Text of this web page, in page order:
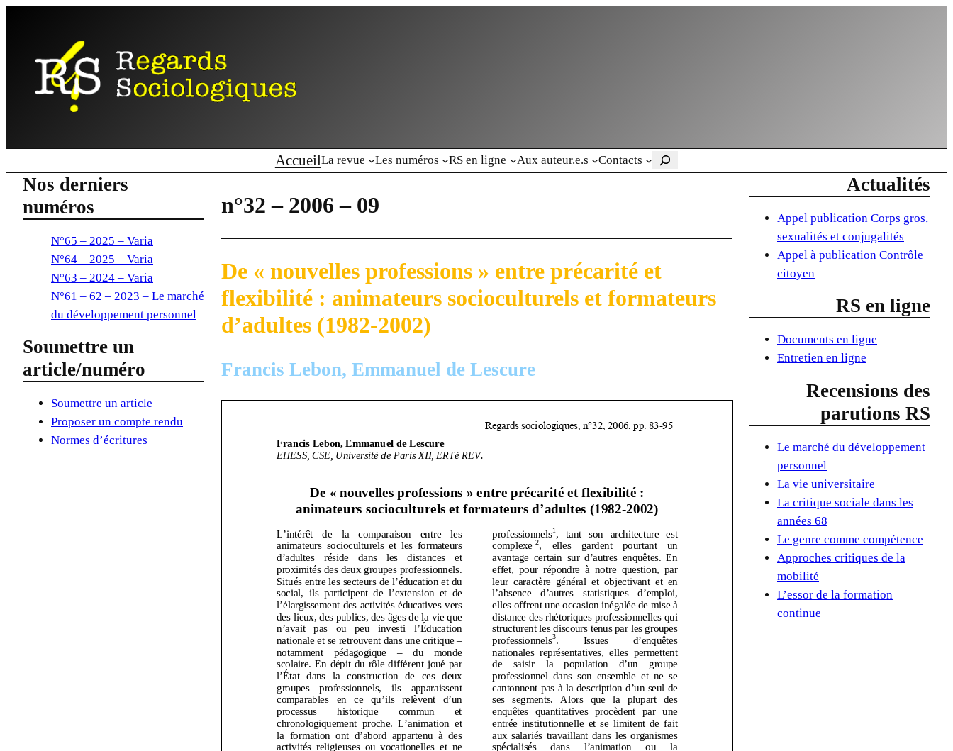
AccueilLa revue Les numéros RS en ligne Aux auteur.e.s Contacts Rechercher
Nos derniers
numéros
N°65 – 2025 – Varia
N°64 – 2025 – Varia
N°63 – 2024 – Varia
N°61 – 62 – 2023 – Le marché
du développement personnel
Soumettre un
article/numéro
Soumettre un article
Proposer un compte rendu
Normes d’écritures
n°32 – 2006 – 09
De « nouvelles professions » entre précarité et
flexibilité : animateurs socioculturels et formateurs
d’adultes (1982-2002)
Francis Lebon, Emmanuel de Lescure
Actualités
Appel publication Corps gros,
sexualités et conjugalités
Appel à publication Contrôle
citoyen
RS en ligne
Documents en ligne
Entretien en ligne
Recensions des
parutions RS
Le marché du développement
personnel
La vie universitaire
La critique sociale dans les
années 68
Le genre comme compétence
Approches critiques de la
mobilité
L’essor de la formation
continue